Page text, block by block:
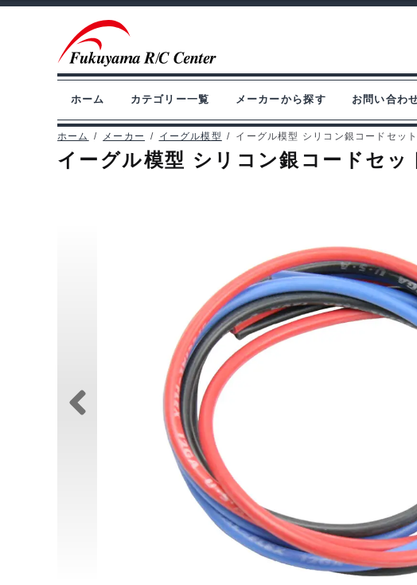
ビ
ゲ
ョ
ン
ン
テ
へ
ス
ホーム カテゴリー一覧 メーカーから探す お問い合わ
ホーム / メーカー / イーグル模型 / イーグル模型 シリコン銀コードセ
イーグル模型 シリコン銀コードセ